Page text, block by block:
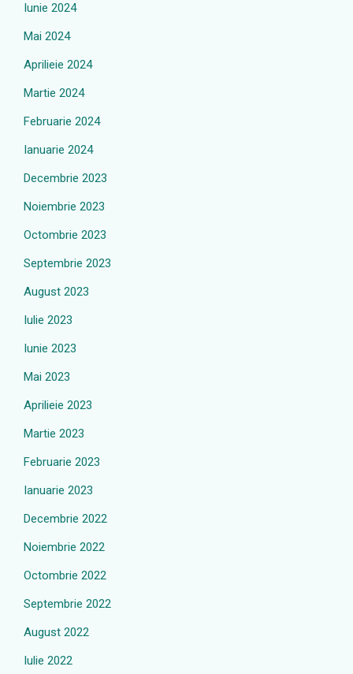
Iunie 2024
Mai 2024
Aprilieie 2024
Martie 2024
Februarie 2024
Ianuarie 2024
Decembrie 2023
Noiembrie 2023
Octombrie 2023
Septembrie 2023
August 2023
Iulie 2023
Iunie 2023
Mai 2023
Aprilieie 2023
Martie 2023
Februarie 2023
Ianuarie 2023
Decembrie 2022
Noiembrie 2022
Octombrie 2022
Septembrie 2022
August 2022
Iulie 2022